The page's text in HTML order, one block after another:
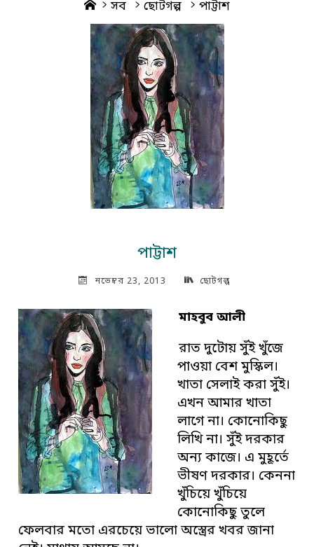
Home
সব ছোটগল্প পাট্টাশ
পাট্টাশ
নভেম্বর 23, 2013 ছোটগল্প
মাহবুব আলী
রাত দুটোয় সুঁই খুঁজে
পাওয়া বেশ মুস্কিল।
খাতা সেলাই করা সুঁই।
এখন আমার খাতা
লাগে না। কোনোকিছু
লিখি না। সুঁই দরকার
অন্য কাজে। এ মুহূর্তে
ভীষণ দরকার। কেননা
খুঁচিয়ে খুঁচিয়ে
কোনোকিছু তুলে
ফেলবার মতো এরচেয়ে ভালো অস্ত্রের খবর জানা